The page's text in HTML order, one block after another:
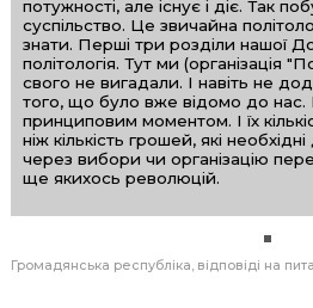
потужності, але існує і діє. Так
суспільство. Це звичайна
знати. Перші три розділи нашої
політологія. Тут ми (організація
свого не вигадали. І навіть не
того, що було вже відомо до нас.
принциповим моментом. І їх
ніж кількість грошей, які
через вибори чи організацію
ще якихось революцій.
Громадянська республіка відповіді на